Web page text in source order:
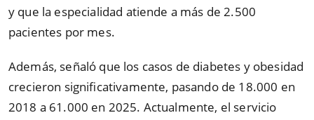
y que la especialidad atiende a más de 2.500
pacientes por mes.
Además, señaló que los casos de diabetes y obesidad
crecieron significativamente, pasando de 18.000 en
2018 a 61.000 en 2025. Actualmente, el servicio